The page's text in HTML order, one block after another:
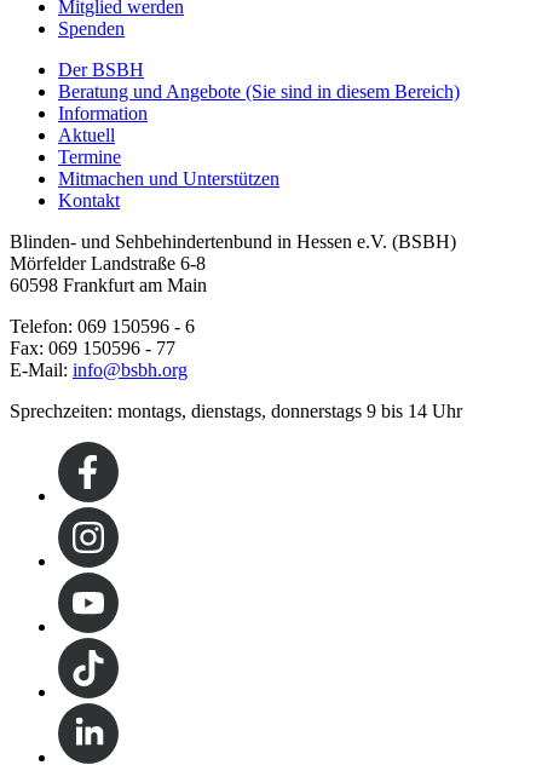
Mitglied werden
Spenden
Der BSBH
Beratung und Angebote (Sie sind in diesem Bereich)
Information
Aktuell
Termine
Mitmachen und Unterstützen
Kontakt
Blinden- und Sehbehindertenbund in Hessen e.V. (BSBH)
Mörfelder Landstraße 6-8
60598 Frankfurt am Main
Telefon: 069 150596 - 6
Fax: 069 150596 - 77
E-Mail: info@bsbh.org
Sprechzeiten: montags, dienstags, donnerstags 9 bis 14 Uhr